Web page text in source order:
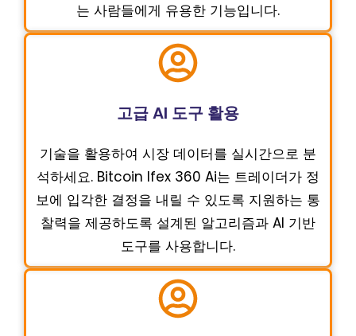
는 사람들에게 유용한 기능입니다.
고급 AI 도구 활용
기술을 활용하여 시장 데이터를 실시간으로 분
석하세요. Bitcoin Ifex 360 Ai는 트레이더가 정
보에 입각한 결정을 내릴 수 있도록 지원하는 통
찰력을 제공하도록 설계된 알고리즘과 AI 기반
도구를 사용합니다.